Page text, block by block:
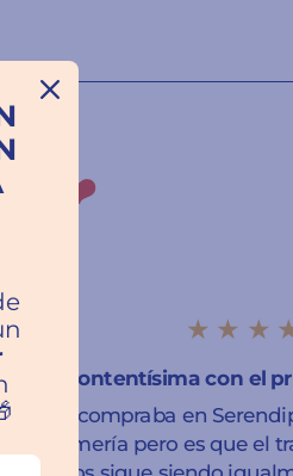
❤️
Contentísima con el
Ya compraba en
Almería pero es que el